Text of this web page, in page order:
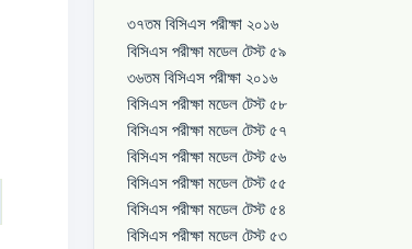
৩৭তম বিসিএস পরীক্ষা ২০১৬
বিসিএস পরীক্ষা মডেল টেস্ট ৫৯
৩৬তম বিসিএস পরীক্ষা ২০১৬
বিসিএস পরীক্ষা মডেল টেস্ট ৫৮
বিসিএস পরীক্ষা মডেল টেস্ট ৫৭
বিসিএস পরীক্ষা মডেল টেস্ট ৫৬
বিসিএস পরীক্ষা মডেল টেস্ট ৫৫
বিসিএস পরীক্ষা মডেল টেস্ট ৫৪
বিসিএস পরীক্ষা মডেল টেস্ট ৫৩